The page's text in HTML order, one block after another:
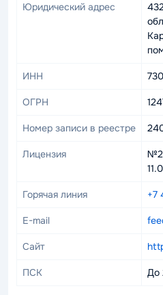
Юридический адрес
ИНН
ОГРН
Номер записи в реестре
Лицензия
Горячая линия +7
E-mail
Сайт
ПСК До